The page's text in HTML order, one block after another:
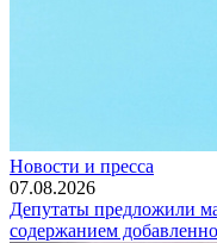
Новости и пресса
07.08.2026
Депутаты предложили
содержанием